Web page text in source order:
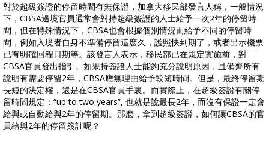
對於超級簽證的停留時間有無保證，加拿大移民部發言人稱，一般情況
下，CBSA邊境官員通常會對持超級簽證的人士給予一次2年的停留時
間，但在特殊情況下，CBSA也會根據個別情況而給予不同的停留時
間，例如入境者自身不準備停留這麽久，護照快到期了，或者出示機票
已有明確回程日期等。該發言人表示，移民部已在規定實施前，對
CBSA官員發出指引。如果持簽證人士能夠充分說明原因，且備齊所有
說明有需要停留2年，CBSA應無理由給予較短時間。但是，最終停留期
長短的決定權，還是在CBSA官員手裏。而實際上，在超級簽證有關停
留時間規定：“up to two years”, 也就是說最長2年，而沒有保證一定會
給與或自動給與2年的停留期。那麽，拿到超級簽證，如何讓CBSA的官
員給與2年的停留簽註呢？